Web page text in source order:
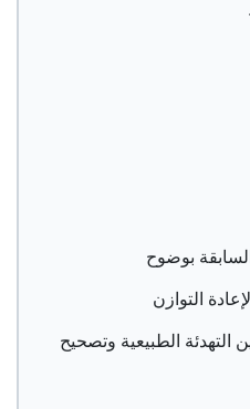
بوضوح
التهدئة الطبيعية وتصحيح